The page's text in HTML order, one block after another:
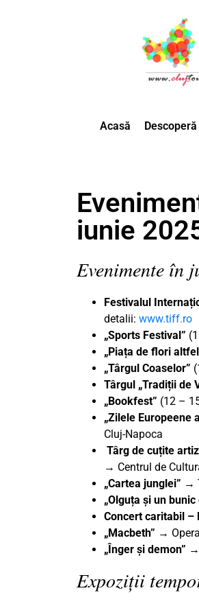
Acasă
iunie
Evenimente în
Festivalul
detalii: www.tiff.ro
„Sports Festival”
„Piața de flori
„Târgul Coaselor”
Târgul „Tradiții de
„Bookfest” (12 –
„Zilele Europeene
Cluj-Napoca
Târg de cuțite
→ Centrul de
„Cartea junglei” →
„Olguța și un
Concert caritabil
„Macbeth” →
„Înger și demon” →
Expoziții